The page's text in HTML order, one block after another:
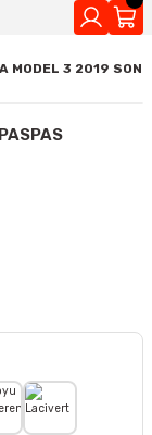
MODEL 3 2019